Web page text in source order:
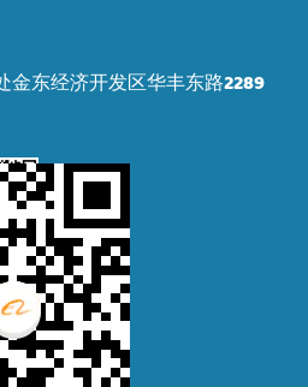
金东经济开发区华丰东路2289
维码